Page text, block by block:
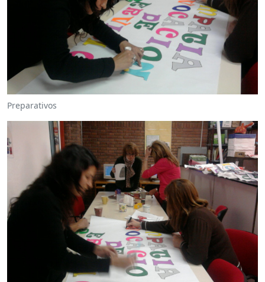
Preparativos